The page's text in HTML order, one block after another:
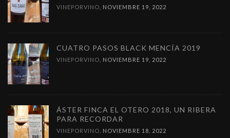
VINEPORVINO NOVIEMBRE 19, 2022
CUATRO PASOS BLACK MENCÍA 2019
VINEPORVINO NOVIEMBRE 19, 2022
ÁSTER FINCA EL OTERO 2018, UN RIBERA
PARA RECORDAR
VINEPORVINO NOVIEMBRE 18, 2022